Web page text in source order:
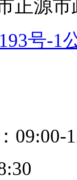
正源
号-1
09:00-